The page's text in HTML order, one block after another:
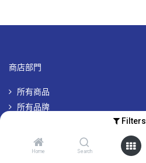
Filters
Home Search
商店部門
所有商品
所有品牌
帳戶及其他資訊